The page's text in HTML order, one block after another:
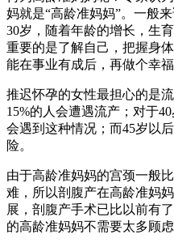
妈就是“高龄准妈妈”。一般
30岁，随着年龄的增长，生
重要的是了解自己，把握身
能在事业有成后，再做个幸福
推迟怀孕的女性最担心的是
15%的人会遭遇流产；对于
会遇到这种情况；而45岁以
险。
由于高龄准妈妈的宫颈一般
难，所以剖腹产在高龄准妈
展，剖腹产手术已比以前有
的高龄准妈妈不需要太多顾虑